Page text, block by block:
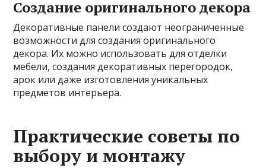
Создание оригинального декора
Декоративные панели создают неограниченные
возможности для создания оригинального
декора. Их можно использовать для отделки
мебели, создания декоративных перегородок,
арок или даже изготовления уникальных
предметов интерьера.
Практические советы по
выбору и монтажу